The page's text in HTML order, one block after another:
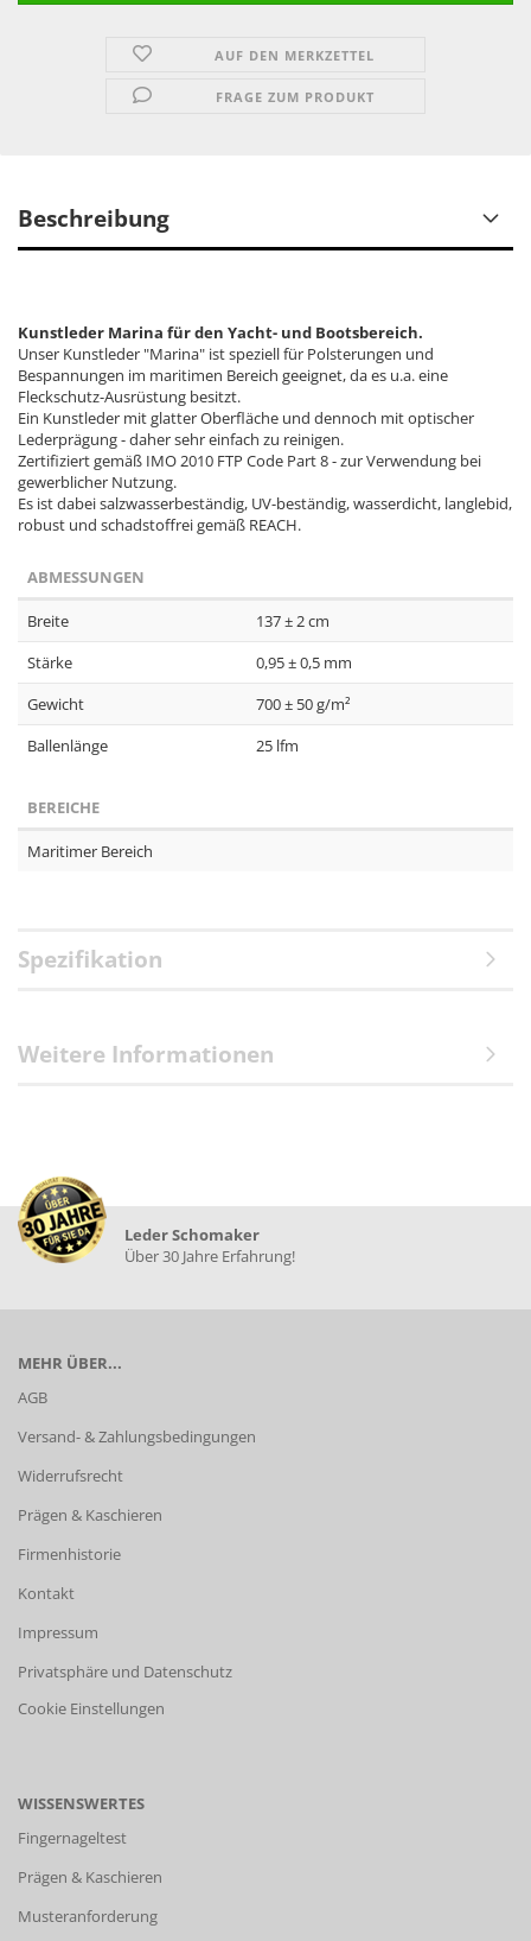
AUF DEN MERKZETTEL
FRAGE ZUM PRODUKT
Beschreibung
Kunstleder Marina für den Yacht- und Bootsbereich.
Unser Kunstleder "Marina" ist speziell für Polsterungen und
Bespannungen im maritimen Bereich geeignet, da es u.a. eine
Fleckschutz-Ausrüstung besitzt.
Ein Kunstleder mit glatter Oberfläche und dennoch mit optischer
Lederprägung - daher sehr einfach zu reinigen.
Zertifiziert gemäß IMO 2010 FTP Code Part 8 - zur Verwendung bei
gewerblicher Nutzung.
Es ist dabei salzwasserbeständig, UV-beständig, wasserdicht, langlebid,
robust und schadstoffrei gemäß REACH.
ABMESSUNGEN
Breite
137 ± 2 cm
Stärke
0,95 ± 0,5 mm
Gewicht
700 ± 50 g/m²
Ballenlänge
25 lfm
BEREICHE
Maritimer Bereich
Spezifikation
Weitere Informationen
Leder Schomaker
Über 30 Jahre Erfahrung!
MEHR ÜBER...
AGB
Versand- & Zahlungsbedingungen
Widerrufsrecht
Prägen & Kaschieren
Firmenhistorie
Kontakt
Impressum
Privatsphäre und Datenschutz
Cookie Einstellungen
WISSENSWERTES
Fingernageltest
Prägen & Kaschieren
Musteranforderung